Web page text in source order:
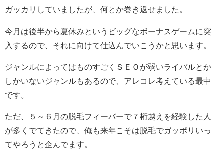
ガッカリしていましたが、何とか巻き返せました。
今月は後半から夏休みというビッグなボーナスゲームに突
入するので、それに向けて仕込んでいこうかと思います。
ジャンルによってはものすごくＳＥＯが弱いライバルとか
しかいないジャンルもあるので、アレコレ考えている最中
です。
ただ、５～６月の脱毛フィーバーで７桁越えを経験した人
が多くでてきたので、俺も来年こそは脱毛でガッポリいっ
てやろうと企んでます。